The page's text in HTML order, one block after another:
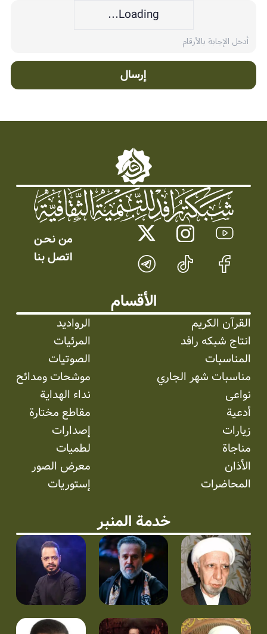
Loading...
إرسال
من نحـن
اتصل بنا
الأقسام
القرآن الكريم
انتاج شبکه رافد
المناسبات
مناسبات شهر الجاري
نواعی
أدعية
زيارات
مناجاة
الأذان
المحاضرات
الرواديد
المرئیات
الصوتیات
موشحات ومدائح
نداء الهداية
مقاطع مختارة
إصدارات
لطميات
معرض الصور
إستوریات
خدمة المنبر